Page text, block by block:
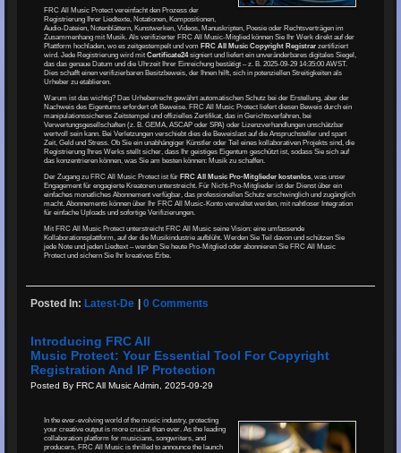
FRC All Music Protect vereinfacht den Prozess der
Registrierung Ihrer Liedtexte, Notationen, Kompositionen,
Audio-Dateien, Notenblättern, Kunstwerken, Videos, Manuskripten, Poesie oder Rechtsverträgen im
Zusammenhang mit Musik. Als verifizierter FRC All Music-Mitglied können Sie Ihr Werk direkt auf der
Plattform hochladen, wo es zeitgestempelt und vom FRC All Music Copyright Registrar zertifiziert
wird. Jede Registrierung wird mitCertificate24signiert und liefert ein unveränderbares digitales Siegel,
das das genaue Datum und die Uhrzeit Ihrer Einreichung bestätigt – z. B. 2025-09-29 14:35:00 AWST.
Dies schafft einen verifizierbaren Besitzbeweis, der Ihnen hilft, sich in potenziellen Streitigkeiten als
Urheber zu etablieren.
Warum ist das wichtig? Das Urheberrecht gewährt automatischen Schutz bei der Erstellung, aber der
Nachweis des Eigentums erfordert oft Beweise. FRC All Music Protect liefert diesen Beweis durch ein
manipulationssicheres Zeitstempel und offizielles Zertifikat, das in Gerichtsverfahren, bei
Verwertungsgesellschaften (z. B. GEMA, ASCAP oder SPA) oder Lizenzverhandlungen unschätzbar
wertvoll sein kann. Bei Verletzungen verschiebt dies die Beweislast auf die Anspruchsteller und spart
Zeit, Geld und Stress. Ob Sie ein unabhängiger Künstler oder Teil eines kollaborativen Projekts sind, die
Registrierung Ihres Werks stellt sicher, dass Ihr geistiges Eigentum geschützt ist, sodass Sie sich auf
das konzentrieren können, was Sie am besten können: Musik zu schaffen.
Der Zugang zu FRC All Music Protect ist für FRC All Music Pro-Mitglieder kostenlos, was unser
Engagement für engagierte Kreatoren unterstreicht. Für Nicht-Pro-Mitglieder ist der Dienst über ein
einfaches monatliches Abonnement verfügbar, das professionellen Schutz erschwinglich und zugänglich
macht. Abonnements können über Ihr FRC All Music-Konto verwaltet werden, mit nahtloser Integration
für einfache Uploads und sofortige Verifizierungen.
Mit FRC All Music Protect unterstreicht FRC All Music seine Vision: eine umfassende
Kollaborationsplattform, auf der die Musikindustrie aufblüht. Werden Sie Teil davon und schützen Sie
jede Note und jeden Liedtext – werden Sie heute Pro-Mitglied oder abonnieren Sie FRC All Music
Protect und sichern Sie Ihr kreatives Erbe.
Posted In: Latest-De |0 Comments
Introducing FRC All
Music Protect: Your Essential Tool For Copyright
Registration And IP Protection
Posted By FRC All Music Admin, 2025-09-29
In the ever-evolving world of the music industry, protecting
your creative output is more crucial than ever. As the leading
collaboration platform for musicians, songwriters, and
producers, FRC All Music is thrilled to announce the launch